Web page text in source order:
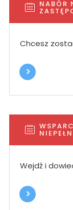
NABÓR
Chcesz
Wejdź i